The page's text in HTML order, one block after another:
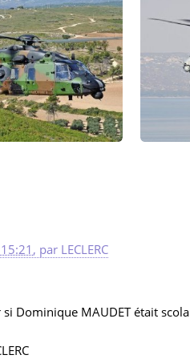
, par LECLERC
si Dominique MAUDET était